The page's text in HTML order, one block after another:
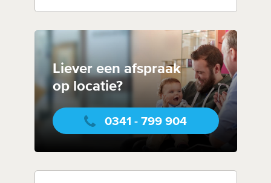
Liever een afspraak
op locatie?
0341 - 799 904